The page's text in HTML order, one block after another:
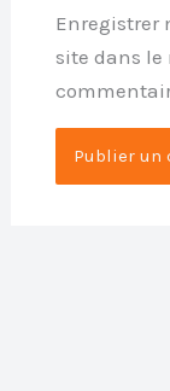
Enregistrer
site dans